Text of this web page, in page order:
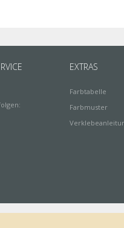
EXTRAS
Farbtabelle
Farbmuster